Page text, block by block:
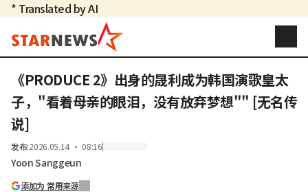
* Translated by AI
《PRODUCE 2》出身的晟利成为韩国演歌皇太
子，"看着母亲的眼泪，没有放弃梦想"" [无名传
说]
发布:2026.05.14 ・ 08:16
Yoon Sanggeun
添加为 常用来源